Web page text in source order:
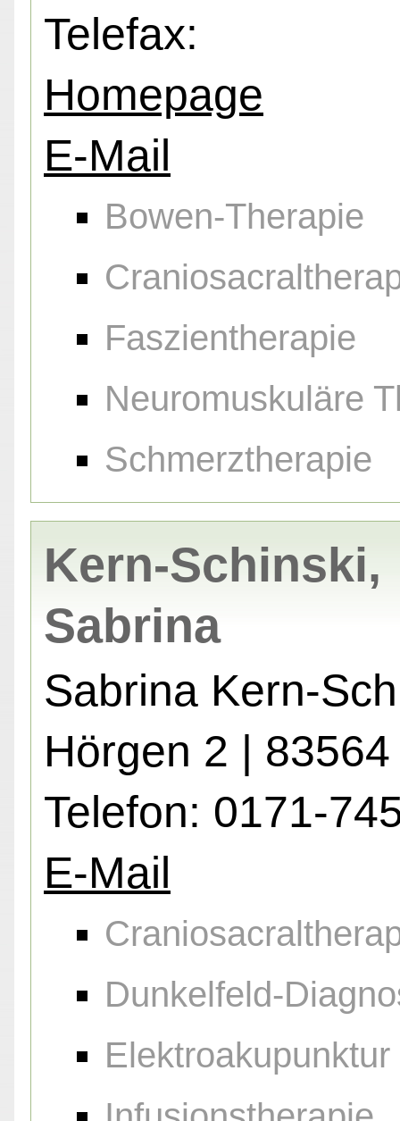
Telefax:
Homepage
E-Mail
Bowen-Therapie
Faszientherapie
Neuromuskuläre
Schmerztherapie
Kern-Schinski,
Sabrina
Sabrina Kern-
Hörgen 2 |
Telefon: 0171-
E-Mail
Dunkelfeld-
Elektroakupunktur